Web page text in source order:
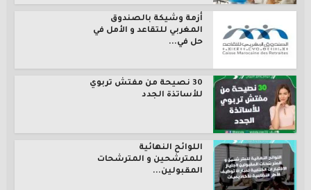
أزمة وشيكة بالصندوق
المغربي للتقاعد و الأمل في
حل في...
30 نصيحة من مفتش تربوي
للأساتذة الجدد
اللوائح النهائية
للمترشحين و المترشحات
المقبولين...